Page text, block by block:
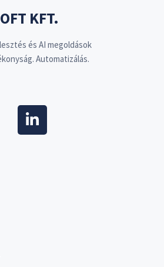
KFT.
és AI megoldások
Automatizálás.